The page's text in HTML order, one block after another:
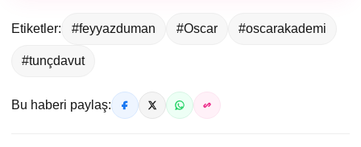
Etiketler: #feyyazduman #Oscar #oscarakademi
#tunçdavut
Bu haberi paylaş: